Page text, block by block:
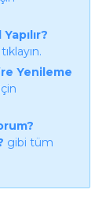
Yenileme
gibi tüm